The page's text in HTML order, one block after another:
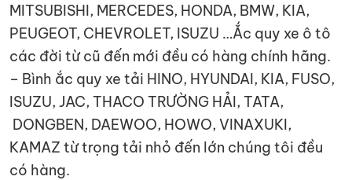
MITSUBISHI, MERCEDES, HONDA, BMW, KIA,
PEUGEOT, CHEVROLET, ISUZU …Ắc quy xe ô tô
các đời từ cũ đến mới đều có hàng chính hãng.
– Bình ắc quy xe tải HINO, HYUNDAI, KIA, FUSO,
ISUZU, JAC, THACO TRƯỜNG HẢI, TATA,
DONGBEN, DAEWOO, HOWO, VINAXUKI,
KAMAZ từ trọng tải nhỏ đến lớn chúng tôi đều
có hàng.